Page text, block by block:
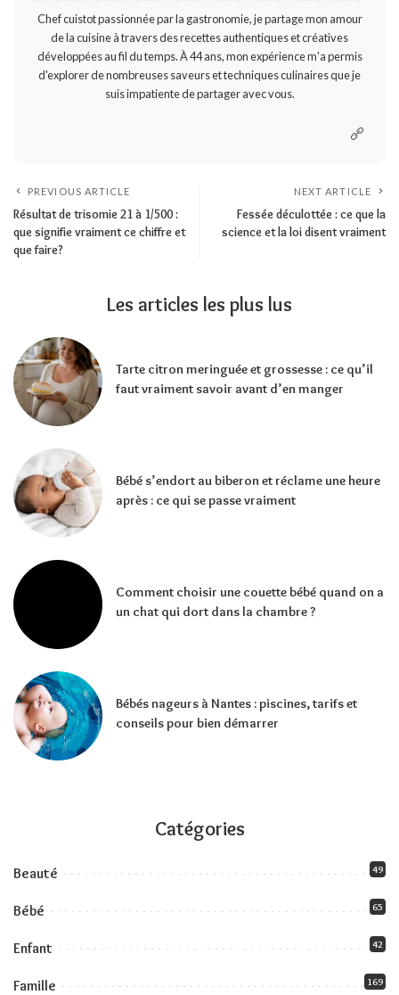
Chef cuistot passionnée par la gastronomie, je partage mon amour
de la cuisine à travers des recettes authentiques et créatives
développées au fil du temps. À 44 ans, mon expérience m'a permis
d'explorer de nombreuses saveurs et techniques culinaires que je
suis impatiente de partager avec vous.
PREVIOUS ARTICLE
Résultat de trisomie 21 à 1/500 :
que signifie vraiment ce chiffre et
que faire?
NEXT ARTICLE
Fessée déculottée : ce que la
science et la loi disent vraiment
Les articles les plus lus
Tarte citron meringuée et grossesse : ce qu’il
faut vraiment savoir avant d’en manger
Bébé s’endort au biberon et réclame une heure
après : ce qui se passe vraiment
Comment choisir une couette bébé quand on a
un chat qui dort dans la chambre ?
Bébés nageurs à Nantes : piscines, tarifs et
conseils pour bien démarrer
Catégories
Beauté 49
Bébé 65
Enfant 42
Famille 169